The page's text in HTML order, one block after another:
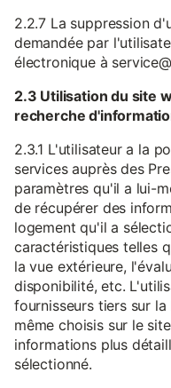
2.2.7 La suppression
demandée par
électronique à
2.3 Utilisation du site
recherche
2.3.1 L'utilisateur a la
services auprès des
paramètres qu'il a lui-
de récupérer des
logement qu'il a
caractéristiques telles
la vue extérieure,
disponibilité, etc.
fournisseurs tiers sur
même choisis sur le
informations plus
sélectionné.